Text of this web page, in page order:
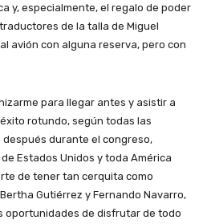
y, especialmente, el regalo de poder
de la talla de Miguel
avión con alguna reserva, pero con
para llegar antes y asistir a
rotundo, según todas las
durante el congreso,
Estados Unidos y toda América
de tener tan cerquita como
Gutiérrez y Fernando Navarro,
oportunidades de disfrutar de todo